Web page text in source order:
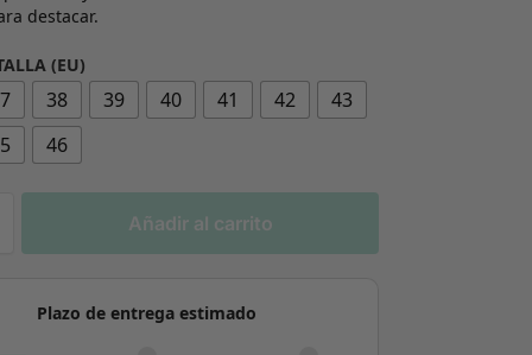
destacar.
(EU)
38 39 40 41 42
43
46
Añadir al carrito
Plazo de entrega estimado